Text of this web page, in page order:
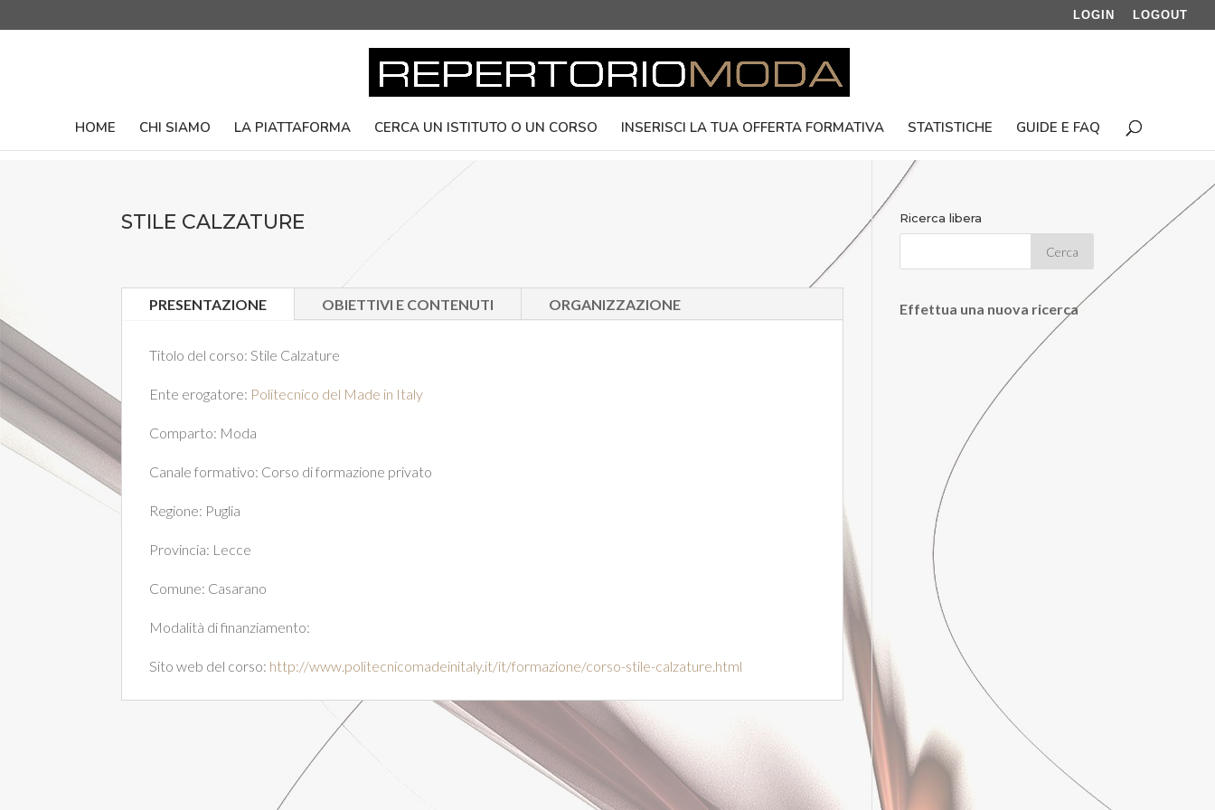
LOGIN LOGOUT
HOME CHI SIAMO LA PIATTAFORMA CERCA UN ISTITUTO O UN CORSO INSERISCI LA TUA OFFERTA FORMATIVA STATISTICHE GUIDE E FAQ
STILE CALZATURE
PRESENTAZIONE OBIETTIVI E CONTENUTI ORGANIZZAZIONE
Titolo del corso:Stile Calzature
Ente erogatore: Politecnico del Made in Italy
Comparto: Moda
Canale formativo: Corso di formazione privato
Regione: Puglia
Provincia: Lecce
Comune: Casarano
Modalità di finanziamento:
Sito web del corso: http://www.politecnicomadeinitaly.it/it/formazione/corso-stile-calzature.html
Ricerca libera
Effettua una nuova ricerca